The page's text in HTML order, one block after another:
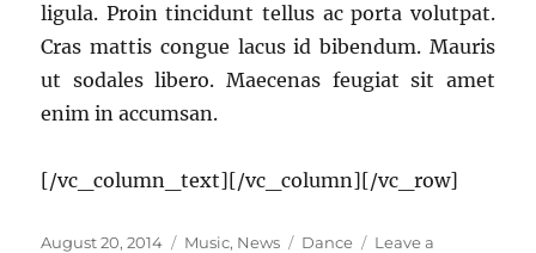
ligula. Proin tincidunt tellus ac porta volutpat.
Cras mattis congue lacus id bibendum. Mauris
ut sodales libero. Maecenas feugiat sit amet
enim in accumsan.
[/vc_column_text][/vc_column][/vc_row]
Posted
August 20, 2014 Categories
Music, News Tags
Dance
Leave a